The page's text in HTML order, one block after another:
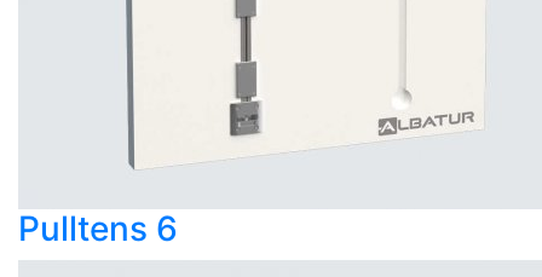
Pulltens 6